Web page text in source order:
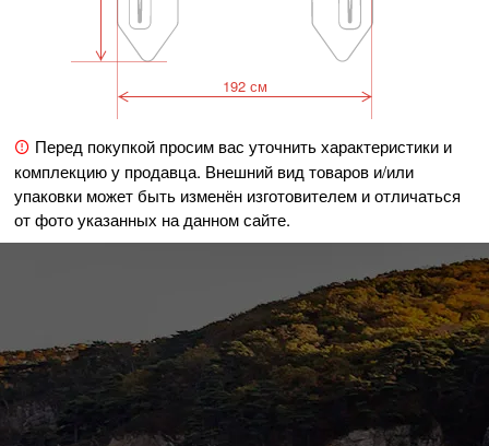
192 см
Перед покупкой просим вас уточнить характеристики и
комплекцию у продавца. Внешний вид товаров и/или
упаковки может быть изменён изготовителем и отличаться
от фото указанных на данном сайте.